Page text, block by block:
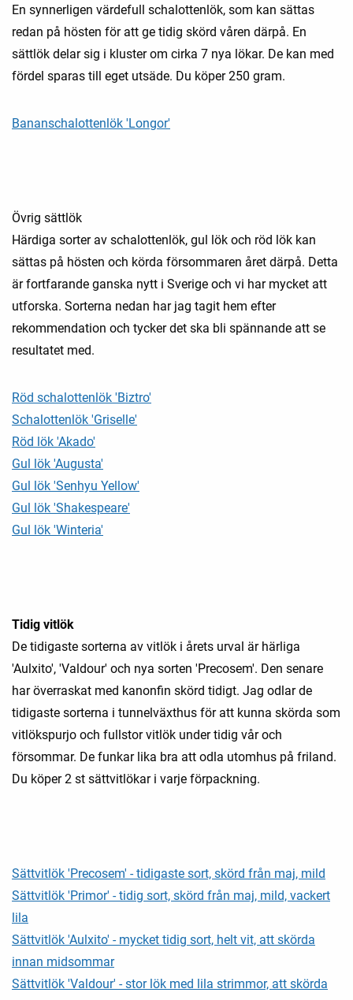
En synnerligen värdefull schalottenlök, som kan sättas
redan på hösten för att ge tidig skörd våren därpå. En
sättlök delar sig i kluster om cirka 7 nya lökar. De kan med
fördel sparas till eget utsäde. Du köper 250 gram.
Bananschalottenlök 'Longor'
Övrig sättlök
Härdiga sorter av schalottenlök, gul lök och röd lök kan
sättas på hösten och körda försommaren året därpå. Detta
är fortfarande ganska nytt i Sverige och vi har mycket att
utforska. Sorterna nedan har jag tagit hem efter
rekommendation och tycker det ska bli spännande att se
resultatet med.
Röd schalottenlök 'Biztro'
Schalottenlök 'Griselle'
Röd lök 'Akado'
Gul lök 'Augusta'
Gul lök 'Senhyu Yellow'
Gul lök 'Shakespeare'
Gul lök 'Winteria'
Tidig vitlök
De tidigaste sorterna av vitlök i årets urval är härliga
'Aulxito', 'Valdour' och nya sorten 'Precosem'. Den senare
har överraskat med kanonfin skörd tidigt. Jag odlar de
tidigaste sorterna i tunnelväxthus för att kunna skörda som
vitlökspurjo och fullstor vitlök under tidig vår och
försommar. De funkar lika bra att odla utomhus på friland.
Du köper 2 st sättvitlökar i varje förpackning.
Sättvitlök 'Precosem' - tidigaste sort, skörd från maj, mild
Sättvitlök 'Primor' - tidig sort, skörd från maj, mild, vackert
lila
Sättvitlök 'Aulxito' - mycket tidig sort, helt vit, att skörda
innan midsommar
Sättvitlök 'Valdour' - stor lök med lila strimmor, att skörda